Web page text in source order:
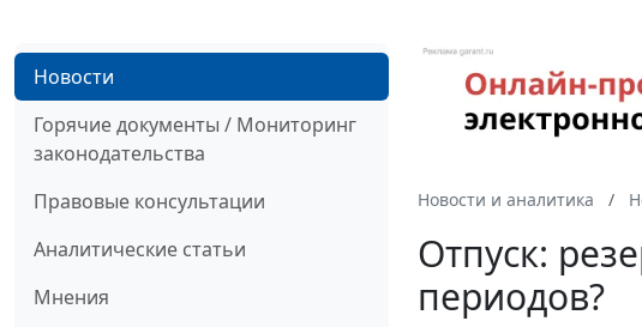
Новости
Горячие документы / Мониторинг
законодательства
Правовые консультации
Аналитические статьи
Мнения
Новости и аналитика
Отпуск:
периодов?